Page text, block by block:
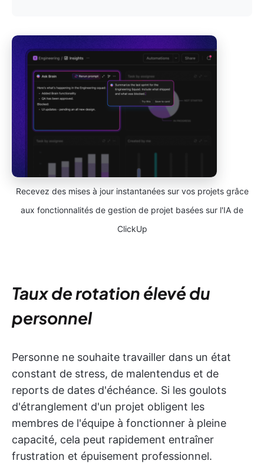
Recevez des mises à jour instantanées sur vos projets grâce
aux fonctionnalités de gestion de projet basées sur l'IA de
ClickUp
Taux de rotation élevé du
personnel
Personne ne souhaite travailler dans un état
constant de stress, de malentendus et de
reports de dates d'échéance. Si les goulots
d'étranglement d'un projet obligent les
membres de l'équipe à fonctionner à pleine
capacité, cela peut rapidement entraîner
frustration et épuisement professionnel.